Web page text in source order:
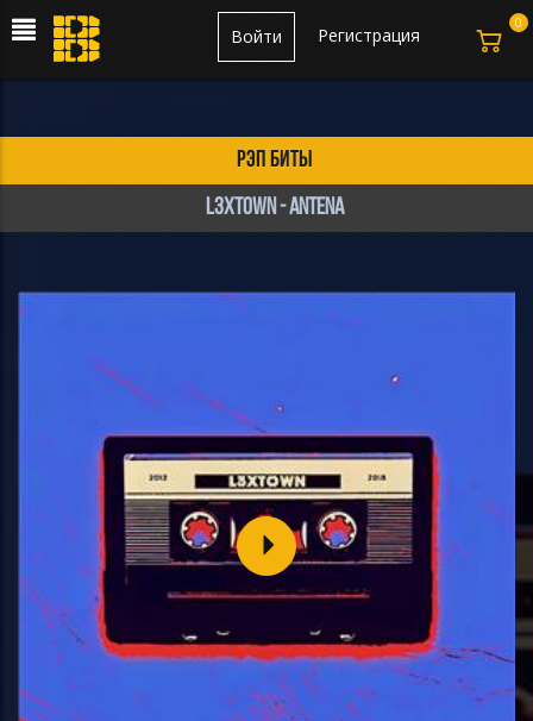
Регистрация
Войти
рэп биты
l3xtown - ANTENA
0